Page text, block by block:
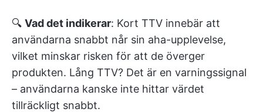
🔍 Vad det indikerar: Kort TTV innebär att
användarna snabbt når sin aha-upplevelse,
vilket minskar risken för att de överger
produkten. Lång TTV? Det är en varningssignal
– användarna kanske inte hittar värdet
tillräckligt snabbt.